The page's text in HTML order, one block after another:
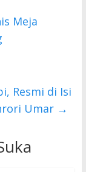
Meja
Resmi di Isi
Umar →